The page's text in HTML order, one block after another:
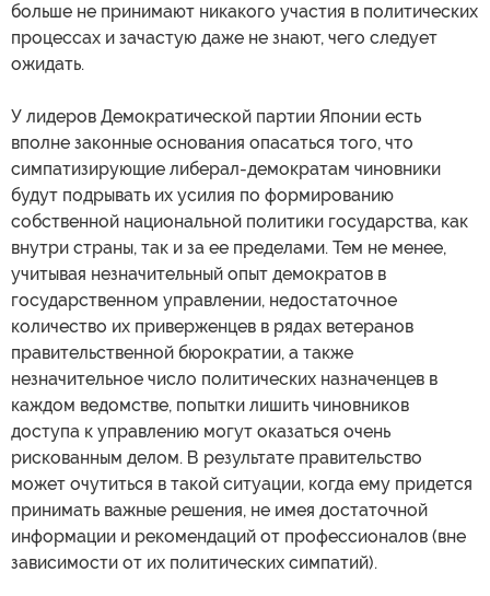
больше не принимают никакого участия в политических
процессах и зачастую даже не знают, чего следует
ожидать.
У лидеров Демократической партии Японии есть
вполне законные основания опасаться того, что
симпатизирующие либерал-демократам чиновники
будут подрывать их усилия по формированию
собственной национальной политики государства, как
внутри страны, так и за ее пределами. Тем не менее,
учитывая незначительный опыт демократов в
государственном управлении, недостаточное
количество их приверженцев в рядах ветеранов
правительственной бюрократии, а также
незначительное число политических назначенцев в
каждом ведомстве, попытки лишить чиновников
доступа к управлению могут оказаться очень
рискованным делом. В результате правительство
может очутиться в такой ситуации, когда ему придется
принимать важные решения, не имея достаточной
информации и рекомендаций от профессионалов (вне
зависимости от их политических симпатий).